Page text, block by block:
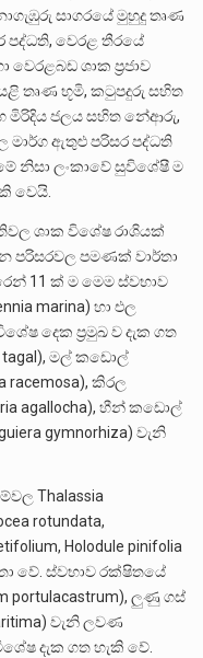
සාගරයේ මුහුදු තෘණ
පද්ධති, වෙරළ තීරයේ
ශාක ප්‍රජාව
තෘණ භූමි, කටුපදුරු සහිත
මිරිදිය ජලය සහිත නේආරු,
මාර්ග ඇතුළු පරිසර පද්ධති
නිසා ලංකාවේ සුවිශේෂී ම
වෙයි.
ශාක විශේෂ රාශියක්
පරිසරවල පමණක් වාර්තා
11 ක් ම මෙම ස්වභාව
marina) හා එල
දෙක ප්‍රමුඛ ව දැක ගත
tagal), මල් කඩොල්
racemosa), කිරල
agallocha), හීන් කඩොල්
gymnorhiza) වැනි
Thalassia
rotundata,
Holodule pinifolia
වේ. ස්වභාව රක්ෂිතයේ
portulacastrum), ලුණු ගස්
වැනි ලවණ
දැක ගත හැකි වේ.